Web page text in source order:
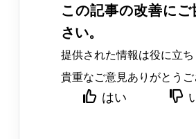
この記事の改善に
さい。
提供された情報は役に立ち
貴重なご意見ありがとうご
はい